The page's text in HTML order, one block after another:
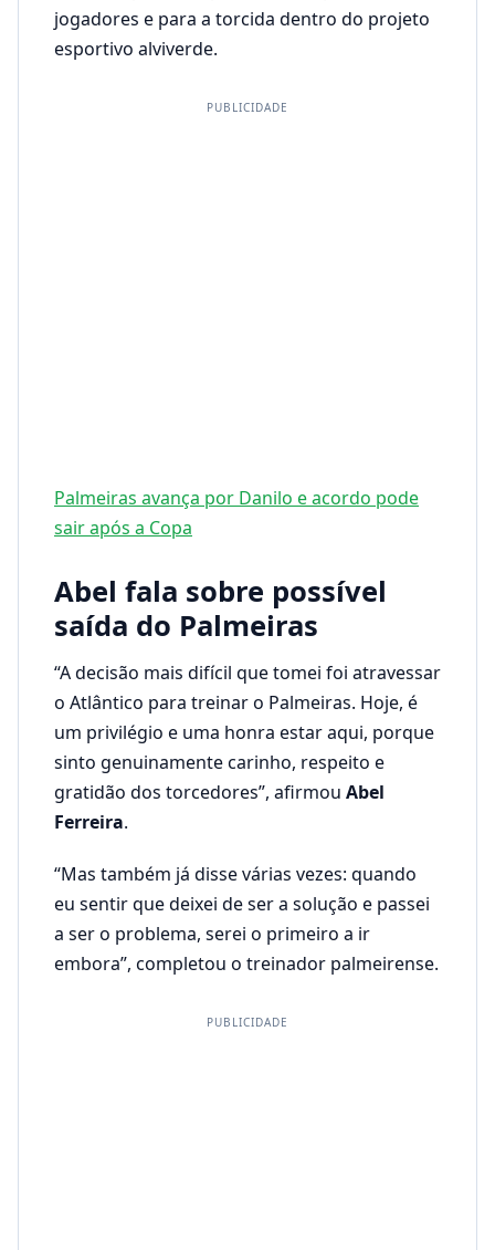
jogadores e para a torcida dentro do projeto
esportivo alviverde.
PUBLICIDADE
Palmeiras avança por Danilo e acordo pode
sair após a Copa
Abel fala sobre possível
saída do Palmeiras
“A decisão mais difícil que tomei foi atravessar
o Atlântico para treinar o Palmeiras. Hoje, é
um privilégio e uma honra estar aqui, porque
sinto genuinamente carinho, respeito e
gratidão dos torcedores”, afirmou Abel
Ferreira.
“Mas também já disse várias vezes: quando
eu sentir que deixei de ser a solução e passei
a ser o problema, serei o primeiro a ir
embora”, completou o treinador palmeirense.
PUBLICIDADE